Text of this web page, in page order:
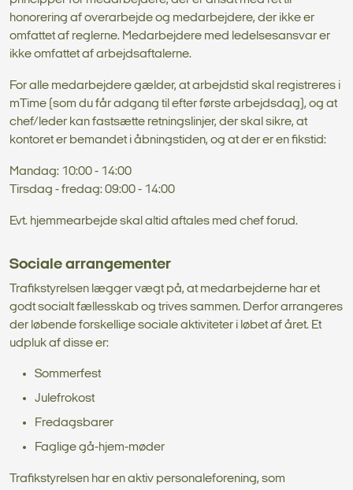
honorering af overarbejde og medarbejdere, der ikke er
omfattet af reglerne. Medarbejdere med ledelsesansvar er
ikke omfattet af arbejdsaftalerne.
For alle medarbejdere gælder, at arbejdstid skal registreres i
mTime (som du får adgang til efter første arbejdsdag), og at
chef/leder kan fastsætte retningslinjer, der skal sikre, at
kontoret er bemandet i åbningstiden, og at der er en fikstid:
Mandag: 10:00 - 14:00
Tirsdag - fredag: 09:00 - 14:00
Evt. hjemmearbejde skal altid aftales med chef forud.
Sociale arrangementer
Trafikstyrelsen lægger vægt på, at medarbejderne har et
godt socialt fællesskab og trives sammen. Derfor arrangeres
der løbende forskellige sociale aktiviteter i løbet af året. Et
udpluk af disse er:
Sommerfest
Julefrokost
Fredagsbarer
Faglige gå-hjem-møder
Trafikstyrelsen har en aktiv personaleforening, som